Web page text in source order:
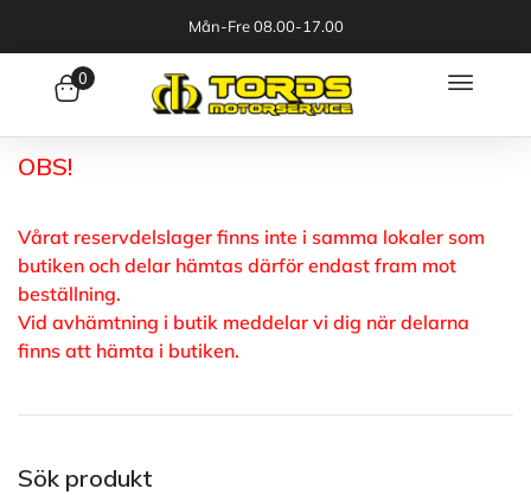
Mån-Fre 08.00-17.00
0
OBS!
Vårat reservdelslager finns inte i samma lokaler som
butiken och delar hämtas därför endast fram mot
beställning.
Vid avhämtning i butik meddelar vi dig när delarna
finns att hämta i butiken.
Sök produkt